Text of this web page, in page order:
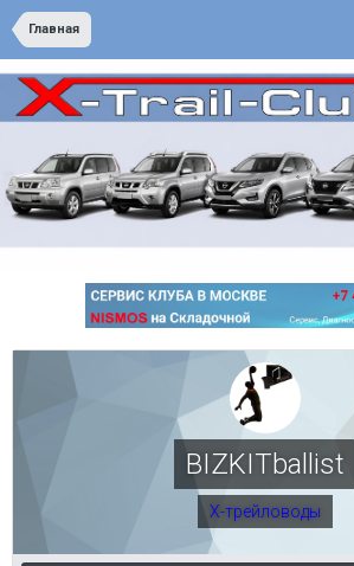
Главная
BIZKITballist
Х-трейловоды